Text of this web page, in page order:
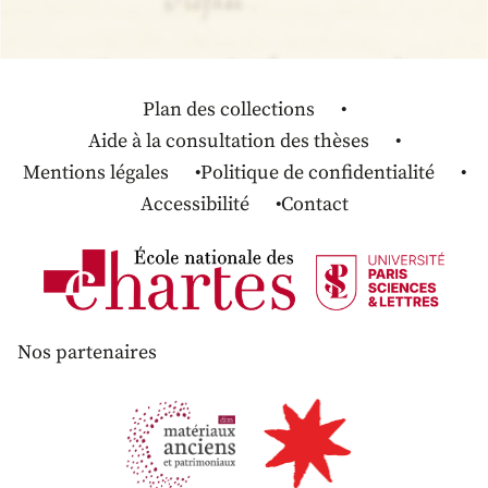
Plan des collections
Aide à la consultation des thèses
Mentions légales
Politique de confidentialité
Accessibilité
Contact
Nos partenaires